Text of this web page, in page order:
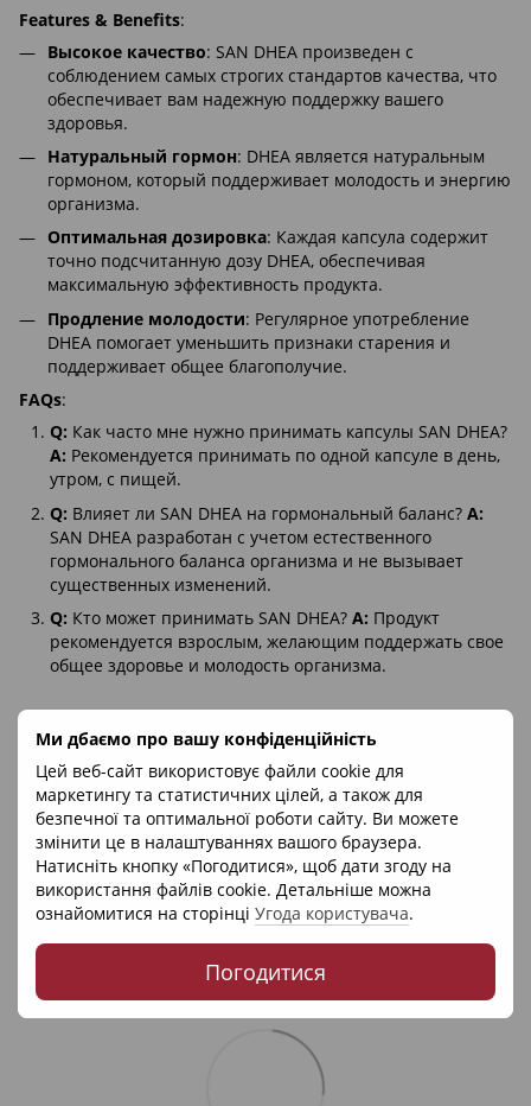
Ми дбаємо про вашу конфіденційність
Цей веб-сайт використовує файли cookie для
маркетингу та статистичних цілей, а також для
безпечної та оптимальної роботи сайту. Ви можете
змінити це в налаштуваннях вашого браузера.
Натисніть кнопку «Погодитися», щоб дати згоду на
використання файлів cookie. Детальніше можна
ознайомитися на сторінці Угода користувача.
Погодитися
Features & Benefits:
Высокое качество: SAN DHEA произведен с
соблюдением самых строгих стандартов качества, что
обеспечивает вам надежную поддержку вашего
здоровья.
Натуральный гормон: DHEA является натуральным
гормоном, который поддерживает молодость и энергию
организма.
Оптимальная дозировка: Каждая капсула содержит
точно подсчитанную дозу DHEA, обеспечивая
максимальную эффективность продукта.
Продление молодости: Регулярное употребление
DHEA помогает уменьшить признаки старения и
поддерживает общее благополучие.
FAQs:
Q: Как часто мне нужно принимать капсулы SAN DHEA?
A: Рекомендуется принимать по одной капсуле в день,
утром, с пищей.
Q: Влияет ли SAN DHEA на гормональный баланс? A:
SAN DHEA разработан с учетом естественного
гормонального баланса организма и не вызывает
существенных изменений.
Q: Кто может принимать SAN DHEA? A: Продукт
рекомендуется взрослым, желающим поддержать свое
общее здоровье и молодость организма.